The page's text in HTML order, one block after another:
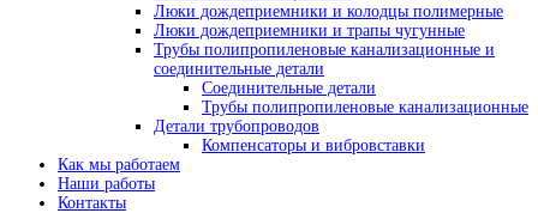
Люки дождеприемники и колодцы полимерные
Люки дождеприемники и трапы чугунные
Трубы полипропиленовые канализационные и
соединительные детали
Соединительные детали
Трубы полипропиленовые канализационные
Детали трубопроводов
Компенсаторы и вибровставки
Как мы работаем
Наши работы
Контакты